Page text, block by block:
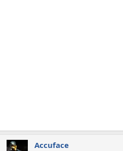
Accuface